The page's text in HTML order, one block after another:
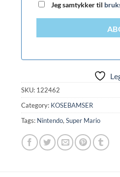
Jeg samtykker til
SKU: 122462
Category: KOSEBAMSER
Tags: Nintendo,Super Mario